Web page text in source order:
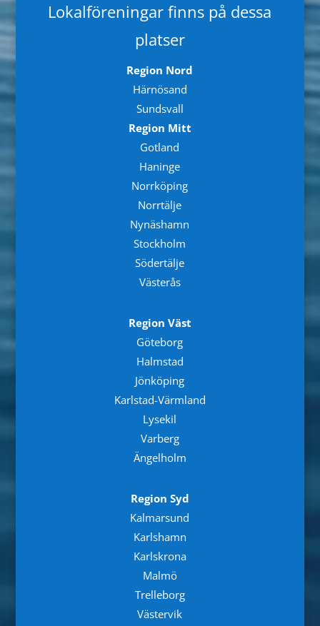
Lokalföreningar finns på dessa
platser
Region Nord
Härnösand
Sundsvall
Region Mitt
Gotland
Haninge
Norrköping
Norrtälje
Nynäshamn
Stockholm
Södertälje
Västerås
Region Väst
Göteborg
Halmstad
Jönköping
Karlstad-Värmland
Lysekil
Varberg
Ängelholm
Region Syd
Kalmarsund
Karlshamn
Karlskrona
Malmö
Trelleborg
Västervik